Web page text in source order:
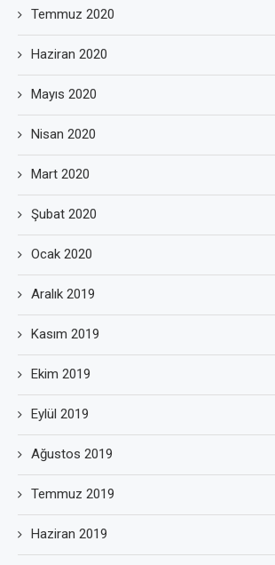
Temmuz 2020
Haziran 2020
Mayıs 2020
Nisan 2020
Mart 2020
Şubat 2020
Ocak 2020
Aralık 2019
Kasım 2019
Ekim 2019
Eylül 2019
Ağustos 2019
Temmuz 2019
Haziran 2019